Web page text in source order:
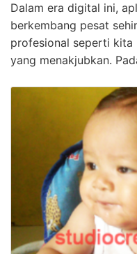
Dalam era digital ini,
berkembang pesat
profesional seperti kita
yang menakjubkan.